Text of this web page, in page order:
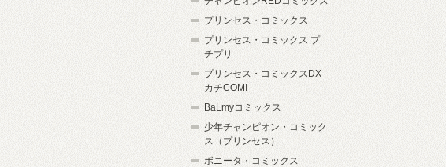
プリンセス・コミックス
プリンセス・コミックス プ
チプリ
プリンセス・コミックスDX
カチCOMI
BaLmyコミックス
少年チャンピオン・コミック
ス（プリンセス）
ボニータ・コミックス